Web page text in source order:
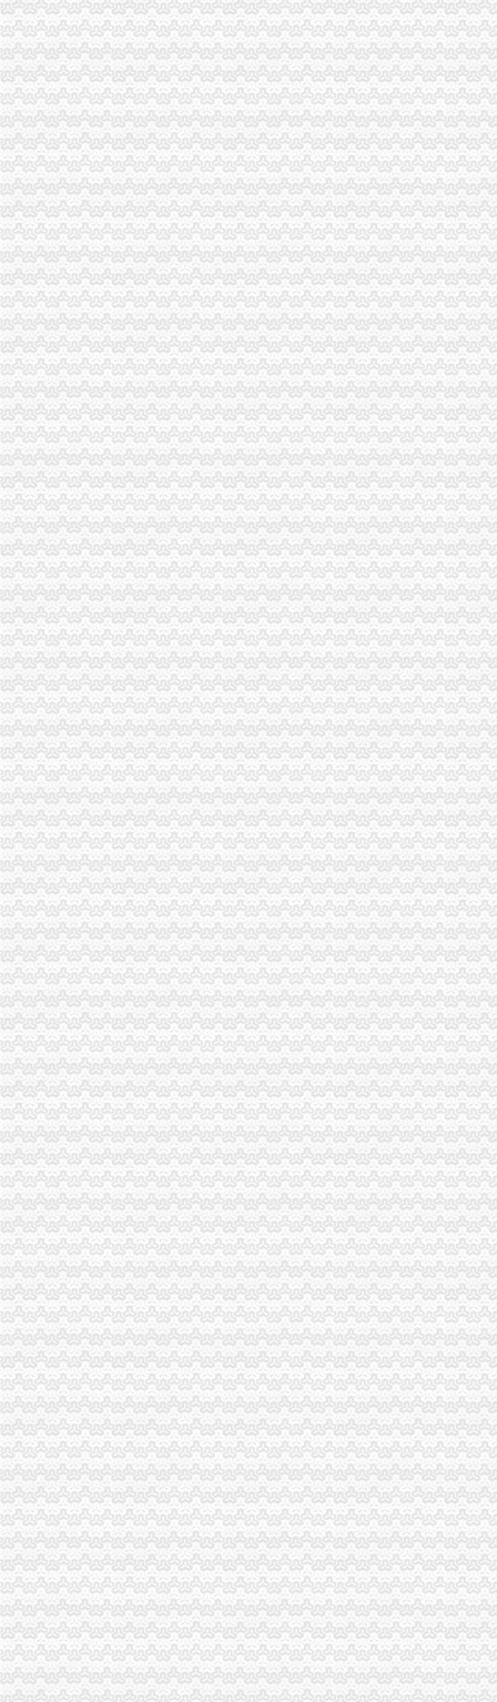
重庆永辉超市有限公司沙坪坝区童家桥分公司_【信用信息_诉讼信息_
【重庆沙坪坝童家桥财务/审计/税务招聘网|2018年重庆沙坪坝童家桥财
中国邮政储蓄银行股份有限公司重庆沙坪坝区童家桥支行_【电话地址_
【重庆沙坪坝童家桥财务/会计助理招聘网|2018年重庆沙坪坝童家桥财
【童家桥企业管理咨询公司】-今题童家桥企业管理咨询网
【重庆童家桥公司业务招聘网_公司业务招聘信息】-重庆智联招聘
重庆沙坪坝办理公司执照个体户执照记帐报税-童家桥工商注册|重庆酷
重庆沙坪坝童家桥会计实务培训,重庆沙坪坝童家桥会计实操培训班,
重庆美坎毕罗财务咨询有限公司联系方式_信用报告_工商信息-启信宝
【安明金有限公司】安明金有限公司招聘|待遇|面试|怎么样-看准网
重庆沙坪坝童家桥理财公司|重庆沙坪坝童家桥理财-重庆沙坪坝童家桥
【重庆美坎毕罗财务咨询有限公司工商信息】-阿土伯工商信息查询
沙坪坝区股份制企业招聘_重庆童家桥股份制企业招聘信息_求职找工作
【童家桥项目管理认证培训】-今题童家桥项目管理认证培训网
【重庆沙坪坝童家桥财务经理招聘网|2018年重庆沙坪坝童家桥财务经
重庆市沙坪坝区童家桥贸易公司_【电话地址_招聘信息_注册信息_信用
经济日报多媒体数字报刊
【重庆童家桥半导体招聘网_半导体招聘信息】-重庆智联招聘
【2017年童家桥村卫生站口腔科新招聘信息_电话_地址】-赶集网
【童家桥专利申请|童家桥专利注册】-今题童家桥专利申请网
重庆孚博投资管理咨询有限公司
【重庆沙坪坝童家桥保险精算师招聘网|2018年重庆沙坪坝童家桥保险
重庆市沙坪坝区童家桥汽车修理厂_【信用信息_诉讼信息_财务信息_注
重庆市沙坪坝区童家桥贸易公司广龙糕点加工厂_【信用信息_诉讼信息
【重庆童家桥培训经理招聘网_培训经理招聘信息】-重庆智联招聘
重庆童家桥附近出纳招聘|重庆童家桥附近出纳职位信息汇总|重庆出纳
【重庆会计服务公司黄页】_顺企网
重庆童家桥附近出纳招聘|重庆童家桥附近出纳职位信息汇总|重庆出纳
【重庆沙坪坝童家桥统计招聘网|2018年重庆沙坪坝童家桥统计招聘信
沙坪坝学会计去哪里好？重庆财务会计今题网
重庆燃气集团股份有限公司|公司|重庆|有限_新浪财经_新浪网
重庆市沙坪坝区童家桥街道文化站新世纪卡拉OK厅_【信用信息_诉讼
中国工商银行股份有限公司重庆童家桥支行_【信用信息_诉讼信息_财
【58同城】重庆渝北龙溪香港公司注册_注册香港公司_离岸公司注册
重庆沙坪坝童家桥初级经济师培训公司|重庆沙坪坝童家桥初级经济师培
重庆华庆阀门制造有限公司2017招聘信息_电话_地址-中华英才网
【58同城】大坪财务会计_大坪财会_大坪评估
沙坪坝区童家桥街道松山路146号公共厕所改造装修工程_中国招标网_
重庆玉言装饰工程有限公司_建筑装修装饰工程_覃家岗镇童家桥村白鹤
重庆燃气集团股份有限公司|公司|重庆|有限_新浪财经_新浪网
沙区童家桥街道办事处松山路146号公共厕所改造装修工程第二次招标_
：重庆燃气2017年第一季度报告_（）_公告正文
重庆沙坪坝童家桥歌手招聘网_重庆沙坪坝童家桥歌手人才网_重庆沙坪
重庆康名士办公用品商贸有限公司生意旺铺
华星创业：申万宏源证券承销保荐有限责任公司关于公司发行股份购买
重庆燃气：2017年第一季度报告_重庆燃气（）_公告正文_财
金融街控股股份有限公司公开发行2009年第一期公司券募集说明书摘
重庆市沙坪坝区信诚橡胶制品厂2017招聘信息_电话_地址-中华英才网
重庆燃气：2017年半年度报告（2017-08-30）_重庆燃气（）
证券日报-重庆燃气集团股份有限公司2017年第一季度报告正文